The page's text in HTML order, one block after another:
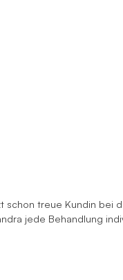
schon treue Kundin bei
jede Behandlung